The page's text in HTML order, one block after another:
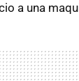
a una